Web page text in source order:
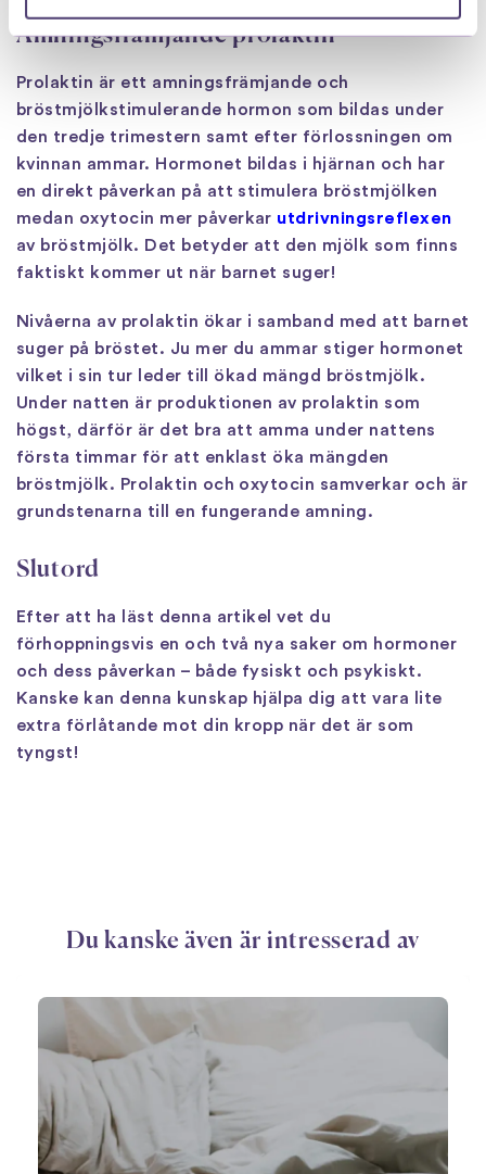
Amningsfrämjande prolaktin
Prolaktin är ett amningsfrämjande och
bröstmjölkstimulerande hormon som bildas under
den tredje trimestern samt efter förlossningen om
kvinnan ammar. Hormonet bildas i hjärnan och har
en direkt påverkan på att stimulera bröstmjölken
medan oxytocin mer påverkar utdrivningsreflexen
av bröstmjölk. Det betyder att den mjölk som finns
faktiskt kommer ut när barnet suger!
Nivåerna av prolaktin ökar i samband med att barnet
suger på bröstet. Ju mer du ammar stiger hormonet
vilket i sin tur leder till ökad mängd bröstmjölk.
Under natten är produktionen av prolaktin som
högst, därför är det bra att amma under nattens
första timmar för att enklast öka mängden
bröstmjölk. Prolaktin och oxytocin samverkar och är
grundstenarna till en fungerande amning.
Slutord
Efter att ha läst denna artikel vet du
förhoppningsvis en och två nya saker om hormoner
och dess påverkan – både fysiskt och psykiskt.
Kanske kan denna kunskap hjälpa dig att vara lite
extra förlåtande mot din kropp när det är som
tyngst!
Du kanske även är intresserad av